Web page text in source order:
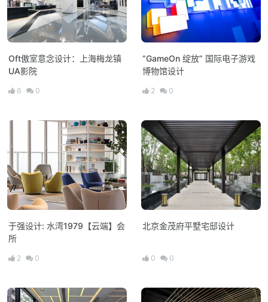
Oft傲室意念设计：上海梅龙镇
UA影院
6 0
“GameOn 绽放” 国际电子游戏
博物馆设计
2 0
于强设计: 水湾1979【云端】会
所
2 0
北京金茂府平墅宅邸设计
0 0